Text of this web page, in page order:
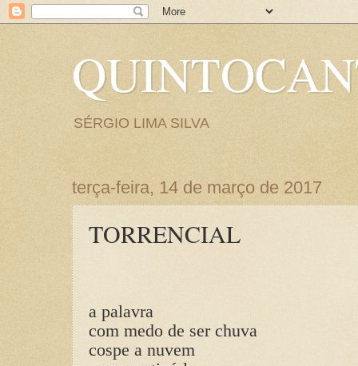
SÉRGIO LIMA SILVA
terça-feira, 14 de março de 2017
TORRENCIAL
a palavra
com medo de ser chuva
cospe a nuvem